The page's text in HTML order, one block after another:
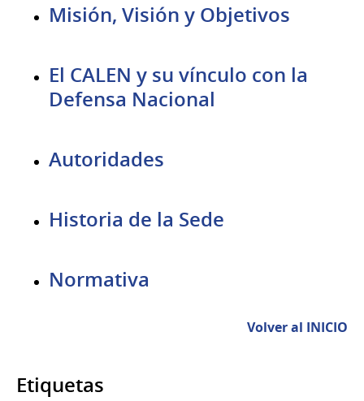
Misión, Visión y Objetivos
El CALEN y su vínculo con la
Defensa Nacional
Autoridades
Historia de la Sede
Normativa
Volver al INICIO
Etiquetas